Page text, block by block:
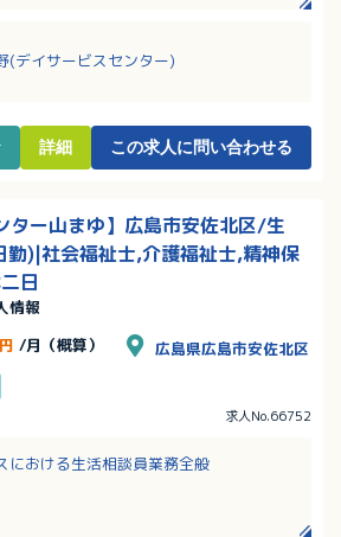
っかり関われます！
お子さんの病気など、急なお休みにも柔
(デイサービスセンター)
詳細 この求人に問い合わせる
ター山まゆ】広島市安佐北区/生
)|社会福祉士,介護福祉士,精神保
日
情報
円 /月（概算） 広島県広島市安佐北区
求人No.66752
における生活相談員業務全般